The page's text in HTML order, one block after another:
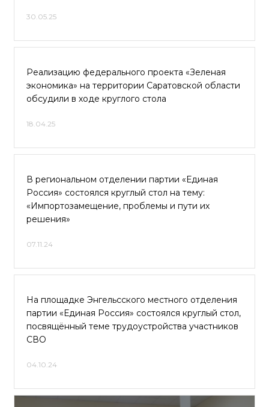
30.05.25
Реализацию федерального проекта «Зеленая
экономика» на территории Саратовской области
обсудили в ходе круглого стола
18.04.25
В региональном отделении партии «Единая
Россия» состоялся круглый стол на тему:
«Импортозамещение, проблемы и пути их
решения»
07.11.24
На площадке Энгельсского местного отделения
партии «Единая Россия» состоялся круглый стол,
посвящённый теме трудоустройства участников
СВО
04.10.24